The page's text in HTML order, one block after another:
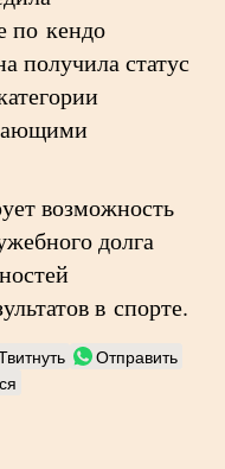
по кендо
получила статус
возможность
долга
в спорте.
Отправить